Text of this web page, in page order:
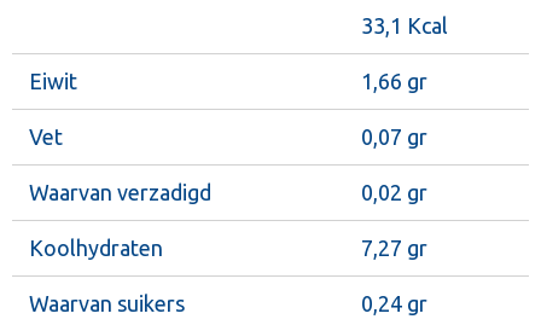
33,1 Kcal
Eiwit 1,66 gr
Vet 0,07 gr
Waarvan verzadigd 0,02 gr
Koolhydraten 7,27 gr
Waarvan suikers 0,24 gr